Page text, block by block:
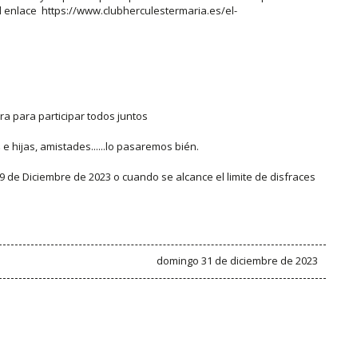
enlace https://www.clubherculestermaria.es/el-
para participar todos juntos
hijas, amistades......lo pasaremos bién.
de Diciembre de 2023 o cuando se alcance el limite de disfraces
domingo 31 de diciembre de 2023